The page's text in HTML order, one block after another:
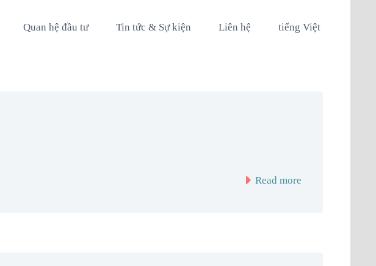
Quan hệ đầu tư Tin tức & Sự kiện Liên hệ tiếng Việt
Read more